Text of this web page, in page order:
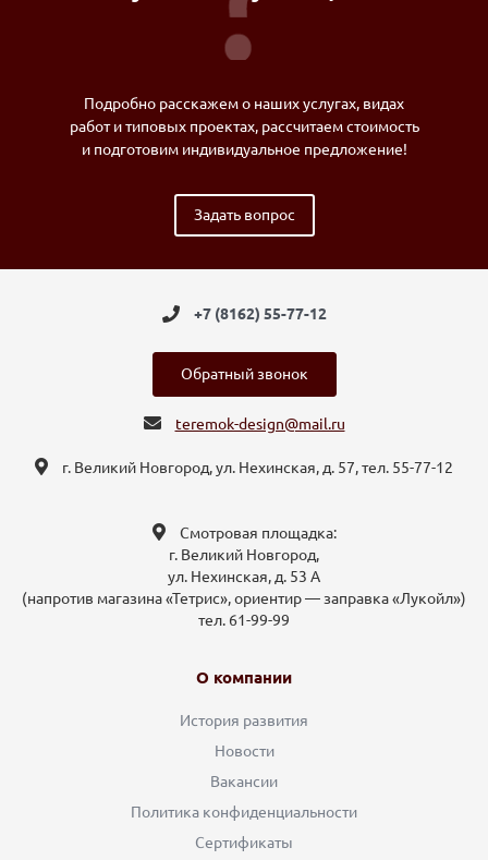
Подробно расскажем о наших услугах, видах
работ и типовых проектах, рассчитаем стоимость
и подготовим индивидуальное предложение!
Задать вопрос
+7 (8162) 55-77-12
Обратный звонок
teremok-design@mail.ru
г. Великий Новгород, ул. Нехинская, д. 57, тел. 55-77-12
Смотровая площадка:
г. Великий Новгород,
ул. Нехинская, д. 53 А
(напротив магазина «Тетрис», ориентир — заправка «Лукойл»)
тел. 61-99-99
О компании
История развития
Новости
Вакансии
Политика конфиденциальности
Сертификаты